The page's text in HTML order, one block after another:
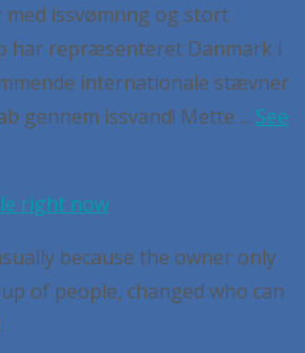
issvømnng og stort
har repræsenteret Danmark i
internationale stævner
gennem issvand! Mette ... See
right now
because the owner only
of people, changed who can